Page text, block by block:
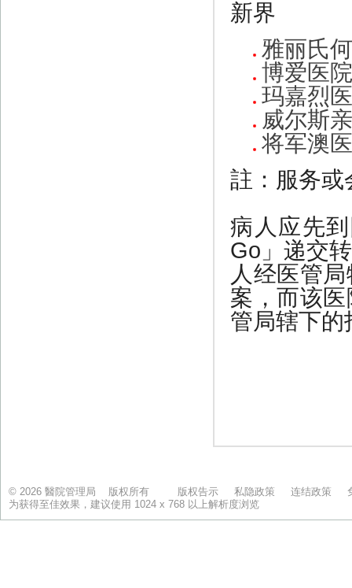
© 2026 醫院管理局 版权所有 版权告示 私隐政策 连结政策
为获得至佳效果，建议使用 1024 x 768 以上解析度浏览